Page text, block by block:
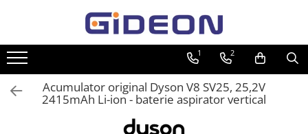
Toate Produsele
Electrocasnice
Electrocasnice mici
1 2
Acumulator original Dyson V8 SV25, 25,2V
2415mAh Li-ion - baterie aspirator vertical